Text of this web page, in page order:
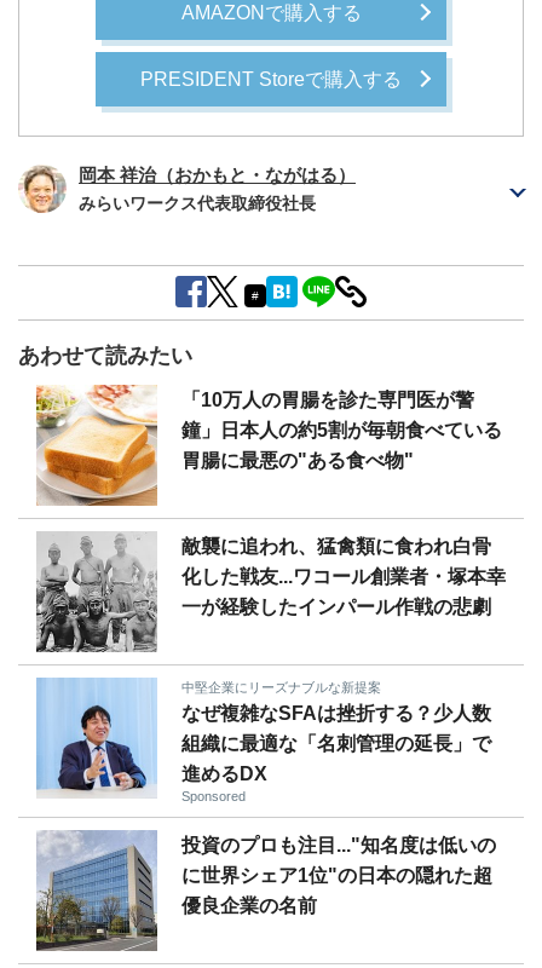
AMAZONで購入する
PRESIDENT Storeで購入する
岡本 祥治（おかもと・ながはる）
みらいワークス代表取締役社長
#
あわせて読みたい
「10万人の胃腸を診た専門医が警
鐘」日本人の約5割が毎朝食べている
胃腸に最悪の"ある食べ物"
敵襲に追われ、猛禽類に食われ白骨
化した戦友...ワコール創業者・塚本幸
一が経験したインパール作戦の悲劇
中堅企業にリーズナブルな新提案
なぜ複雑なSFAは挫折する？少人数
組織に最適な「名刺管理の延長」で
進めるDX
Sponsored
投資のプロも注目..."知名度は低いの
に世界シェア1位"の日本の隠れた超
優良企業の名前